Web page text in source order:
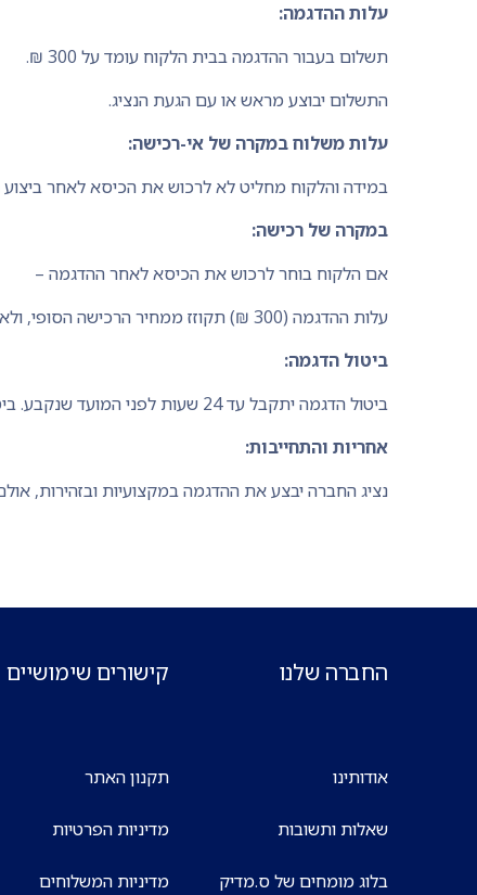
עלות ההדגמה:
תשלום בעבור ההדגמה בבית הלקוח עומד על 300 ₪.
התשלום יבוצע מראש או עם הגעת הנציג.
עלות משלוח במקרה של אי-רכישה:
במידה והלקוח מחליט לא לרכוש את הכיסא לאחר ביצוע ההדגמה, תחול
במקרה של רכישה:
אם הלקוח בוחר לרכוש את הכיסא לאחר ההדגמה –
עלות ההדגמה (300 ₪) תקוזז ממחיר הרכישה הסופי, ולא תחויב דמי משלוח נוספים.
ביטול הדגמה:
ביטול הדגמה יתקבל עד 24 שעות לפני המועד שנקבע. ביטול מאוחר יותר או אי־נוכחות יחויבו בתשלום מלא עבור ההדגמה (300 ₪).
אחריות והתחייבות:
נציג החברה יבצע את ההדגמה במקצועיות ובזהירות,
החברה שלנו
אודותינו
שאלות ותשובות
בלוג מומחים של ס.מדיק
קישורים שימושיים
תקנון האתר
מדיניות הפרטיות
מדיניות המשלוחים